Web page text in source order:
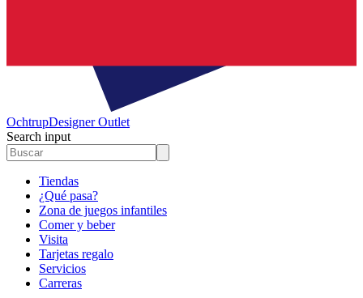
OchtrupDesigner Outlet
Search input
Tiendas
¿Qué pasa?
Zona de juegos infantiles
Comer y beber
Visita
Tarjetas regalo
Servicios
Carreras